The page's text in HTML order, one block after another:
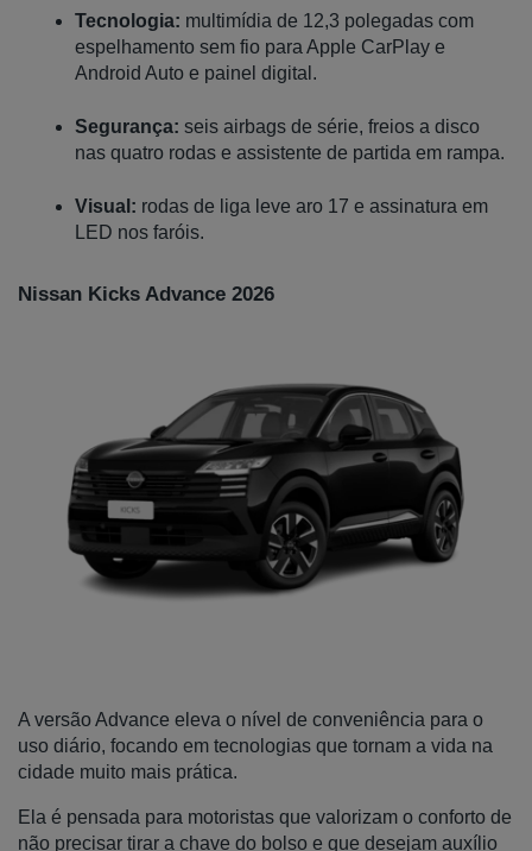
Tecnologia: multimídia de 12,3 polegadas com
espelhamento sem fio para Apple CarPlay e
Android Auto e painel digital.
Segurança: seis airbags de série, freios a disco
nas quatro rodas e assistente de partida em rampa.
Visual: rodas de liga leve aro 17 e assinatura em
LED nos faróis.
Nissan Kicks Advance 2026
A versão Advance eleva o nível de conveniência para o
uso diário, focando em tecnologias que tornam a vida na
cidade muito mais prática.
Ela é pensada para motoristas que valorizam o conforto de
não precisar tirar a chave do bolso e que desejam auxílio